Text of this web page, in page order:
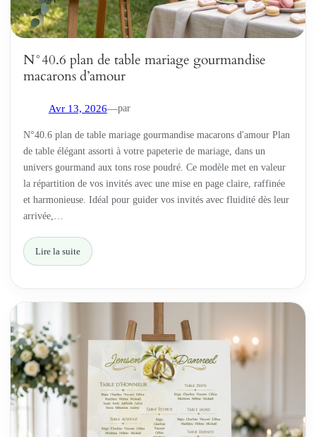
N°40.6 plan de table mariage gourmandise
macarons d’amour
Avr 13, 2026—par
N°40.6 plan de table mariage gourmandise macarons d'amour Plan
de table élégant assorti à votre papeterie de mariage, dans un
univers gourmand aux tons rose poudré. Ce modèle met en valeur
la répartition de vos invités avec une mise en page claire, raffinée
et harmonieuse. Idéal pour guider vos invités avec fluidité dès leur
arrivée,…
Lire la suite